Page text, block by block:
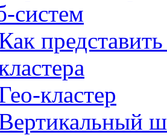
систем
кластер